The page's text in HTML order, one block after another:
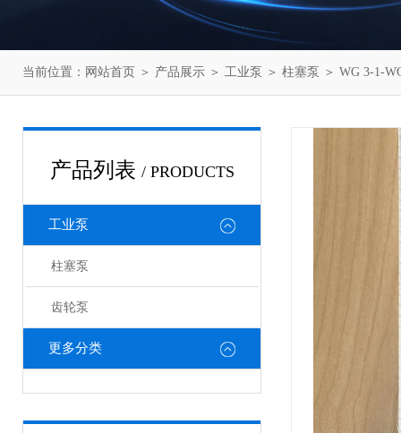
当前位置： 网站首页 ＞ 产品展示 ＞ 工业泵 ＞ 柱塞泵 ＞ WG 3-1-
产品列表 / PRODUCTS
工业泵
柱塞泵
齿轮泵
更多分类